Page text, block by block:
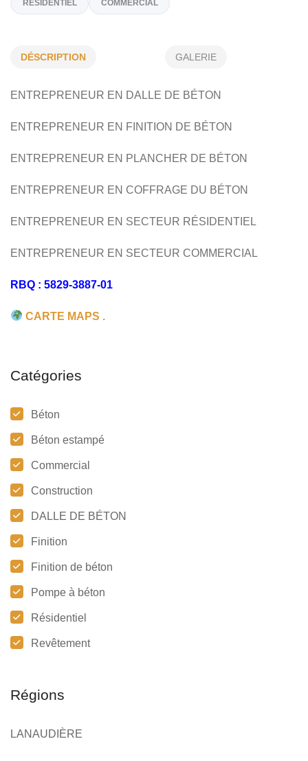
agostinocioffi@gmail.com
FINITION DU BÉTON AMÉNAGEMENT
RÉSIDENTIEL COMMERCIAL
DÉSCRIPTION GALERIE
ENTREPRENEUR EN DALLE DE BÉTON
ENTREPRENEUR EN FINITION DE BÉTON
ENTREPRENEUR EN PLANCHER DE BÉTON
ENTREPRENEUR EN COFFRAGE DU BÉTON
ENTREPRENEUR EN SECTEUR RÉSIDENTIEL
ENTREPRENEUR EN SECTEUR COMMERCIAL
RBQ : 5829-3887-01
CARTE MAPS .
Catégories
Béton
Béton estampé
Commercial
Construction
DALLE DE BÉTON
Finition
Finition de béton
Pompe à béton
Résidentiel
Revêtement
Régions
LANAUDIÈRE